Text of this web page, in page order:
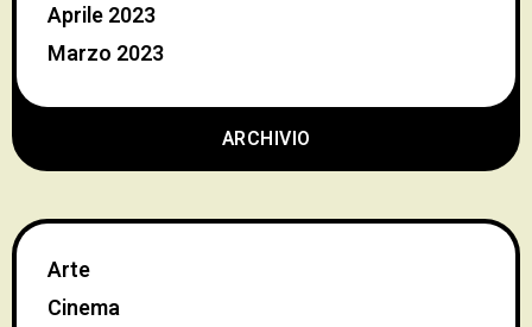
ARCHIVIO
Aprile 2023
Marzo 2023
Arte
Cinema